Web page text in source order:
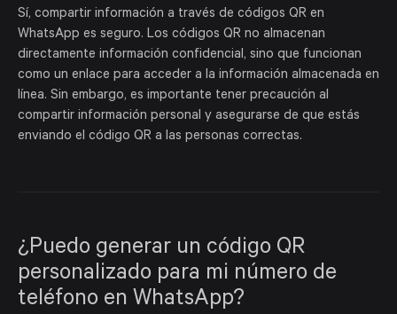
Sí, compartir información a través de códigos QR en
WhatsApp es seguro. Los códigos QR no almacenan
directamente información confidencial, sino que funcionan
como un enlace para acceder a la información almacenada en
línea. Sin embargo, es importante tener precaución al
compartir información personal y asegurarse de que estás
enviando el código QR a las personas correctas.
¿Puedo generar un código QR
personalizado para mi número de
teléfono en WhatsApp?